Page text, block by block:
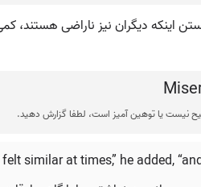
اینکه دیگران نیز ناراضی هستند،
نیست یا توهین آمیز است، لطفا گزارش دهید.
similar at times,” he added,